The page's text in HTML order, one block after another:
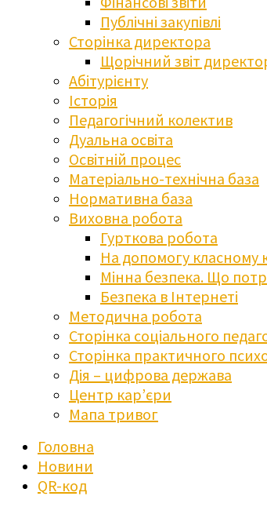
Публічні закупівлі
Сторінка директора
Щорічний звіт
Абітурієнту
Історія
Педагогічний колектив
Дуальна освіта
Освітній процес
Матеріально-технічна база
Нормативна база
Виховна робота
Гурткова робота
На допомогу класному
Мінна безпека. Що
Безпека в Інтернеті
Методична робота
Сторінка соціального
Сторінка практичного
Дія – цифрова держава
Центр кар’єри
Мапа тривог
Головна
Новини
QR-код